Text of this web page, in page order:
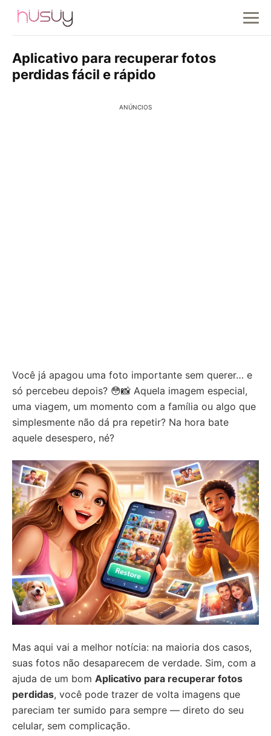
Aplicativo para recuperar fotos
perdidas fácil e rápido
ANÚNCIOS
Você já apagou uma foto importante sem querer… e
só percebeu depois? 😳📸 Aquela imagem especial,
uma viagem, um momento com a família ou algo que
simplesmente não dá pra repetir? Na hora bate
aquele desespero, né?
Mas aqui vai a melhor notícia: na maioria dos casos,
suas fotos não desaparecem de verdade. Sim, com a
ajuda de um bom Aplicativo para recuperar fotos
perdidas, você pode trazer de volta imagens que
pareciam ter sumido para sempre — direto do seu
celular, sem complicação.